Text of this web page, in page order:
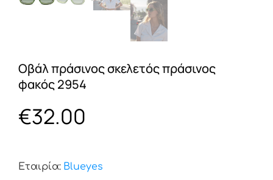
Οβάλ πράσινος σκελετός πράσινος
φακός 2954
€32.00
Εταιρία: Βlueyes